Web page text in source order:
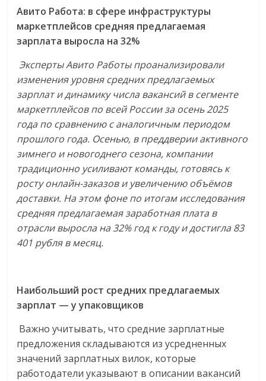
Авито Работа: в сфере инфраструктуры
маркетплейсов средняя предлагаемая
зарплата выросла на 32%
Эксперты Авито Работы проанализировали
изменения уровня средних предлагаемых
зарплат и динамику числа вакансий в сегменте
маркетплейсов по всей России за осень 2025
года по сравнению с аналогичным периодом
прошлого года. Осенью, в преддверии активного
зимнего и новогоднего сезона, компании
традиционно усиливают команды, готовясь к
росту онлайн-заказов и увеличению объёмов
доставки. На этом фоне по итогам исследования
средняя предлагаемая заработная плата в
отрасли выросла на 32% год к году и достигла 83
401 рубля в месяц.
Наибольший рост средних предлагаемых
зарплат — у упаковщиков
Важно учитывать, что средние зарплатные
предложения складываются из усредненных
значений зарплатных вилок, которые
работодатели указывают в описании вакансий